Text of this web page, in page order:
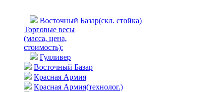
Восточный Базар(скл. стойка)
Торговые весы
(масса, цена,
стоимость):
Гулливер
Восточный Базар
Красная Армия
Красная Армия(технолог.)